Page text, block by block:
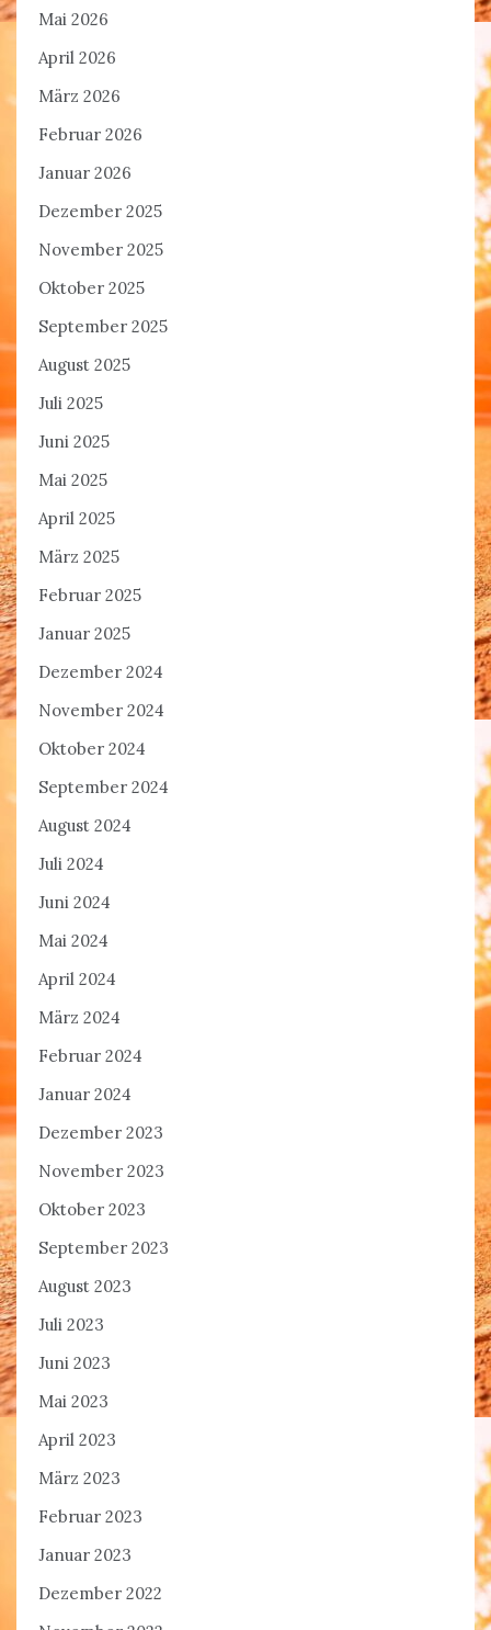
Mai 2026
April 2026
März 2026
Februar 2026
Januar 2026
Dezember 2025
November 2025
Oktober 2025
September 2025
August 2025
Juli 2025
Juni 2025
Mai 2025
April 2025
März 2025
Februar 2025
Januar 2025
Dezember 2024
November 2024
Oktober 2024
September 2024
August 2024
Juli 2024
Juni 2024
Mai 2024
April 2024
März 2024
Februar 2024
Januar 2024
Dezember 2023
November 2023
Oktober 2023
September 2023
August 2023
Juli 2023
Juni 2023
Mai 2023
April 2023
März 2023
Februar 2023
Januar 2023
Dezember 2022